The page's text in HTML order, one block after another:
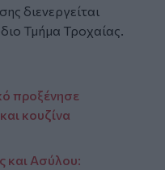
διενεργείται
Τμήμα Τροχαίας.
προξένησε
κουζίνα
και Ασύλου: